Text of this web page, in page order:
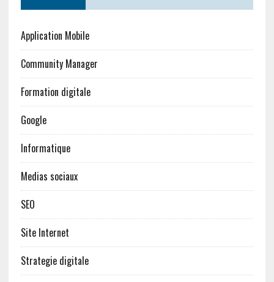
Application Mobile
Community Manager
Formation digitale
Google
Informatique
Medias sociaux
SEO
Site Internet
Strategie digitale